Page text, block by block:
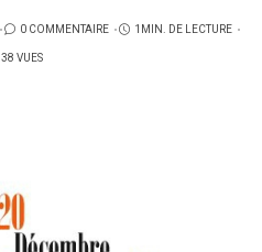
0 COMMENTAIRE
1MIN. DE LECTURE
38 VUES